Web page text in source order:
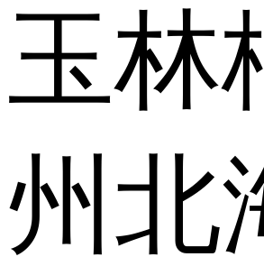
玉林
州 北